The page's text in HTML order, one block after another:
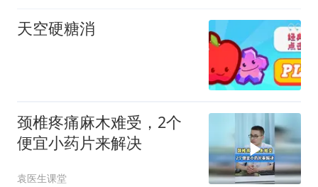
天空硬糖消
颈椎疼痛麻木难受，2个
便宜小药片来解决
袁医生课堂